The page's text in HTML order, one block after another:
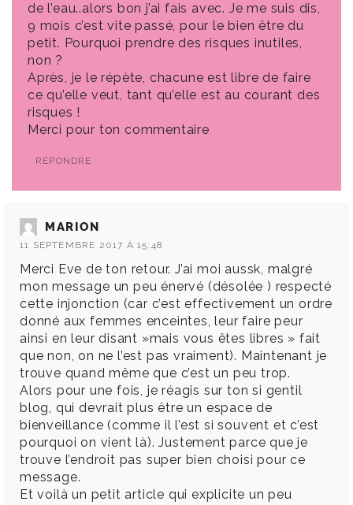
de l’eau..alors bon j’ai fais avec. Je me suis dis,
9 mois c’est vite passé, pour le bien être du
petit. Pourquoi prendre des risques inutiles,
non ?
Après, je le répète, chacune est libre de faire
ce qu’elle veut, tant qu’elle est au courant des
risques !
Merci pour ton commentaire
RÉPONDRE
MARION
11 SEPTEMBRE 2017 À 15:48
Merci Eve de ton retour. J’ai moi aussk, malgré
mon message un peu énervé (désolée ) respecté
cette injonction (car c’est effectivement un ordre
donné aux femmes enceintes, leur faire peur
ainsi en leur disant »mais vous êtes libres » fait
que non, on ne l’est pas vraiment). Maintenant je
trouve quand même que c’est un peu trop.
Alors pour une fois, je réagis sur ton si gentil
blog, qui devrait plus être un espace de
bienveillance (comme il l’est si souvent et c’est
pourquoi on vient là). Justement parce que je
trouve l’endroit pas super bien choisi pour ce
message.
Et voilà un petit article qui explicite un peu